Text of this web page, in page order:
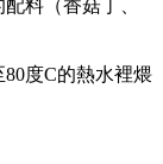
料（香菇丁、
度C的熱水裡煨